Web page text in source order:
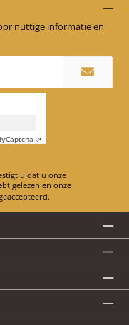
nuttige informatie en
Captcha ⇗
Door doorgaan te selecteren, bevestigt u dat u onze
hebt gelezen en onze